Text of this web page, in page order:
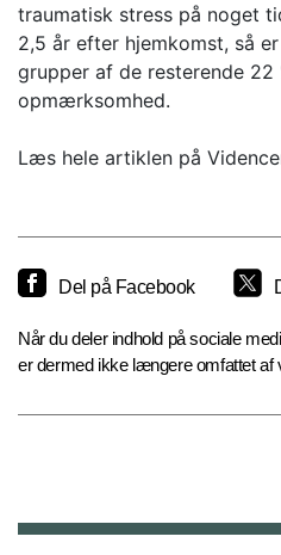
traumatisk stress på noget
2,5 år efter hjemkomst, så
grupper af de resterende
opmærksomhed.
Læs hele artiklen på
Del på Facebook
Når du deler indhold på sociale
er dermed ikke længere omfattet af